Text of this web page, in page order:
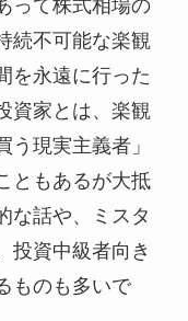
って株式相場の
続不可能な楽観
を永遠に行った
資家とは、楽観
現実主義者」
ともあるが大抵
な話や、ミスタ
投資中級者向き
ものも多いで